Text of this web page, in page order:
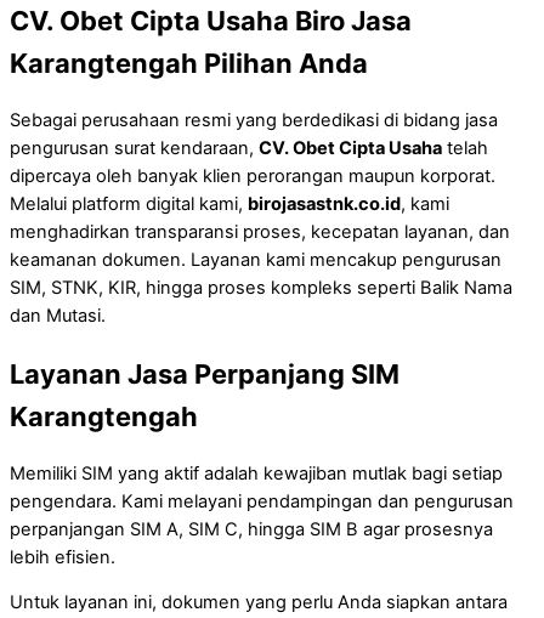
CV. Obet Cipta Usaha Biro Jasa
Karangtengah Pilihan Anda
Sebagai perusahaan resmi yang berdedikasi di bidang jasa
pengurusan surat kendaraan, CV. Obet Cipta Usaha telah
dipercaya oleh banyak klien perorangan maupun korporat.
Melalui platform digital kami, birojasastnk.co.id, kami
menghadirkan transparansi proses, kecepatan layanan, dan
keamanan dokumen. Layanan kami mencakup pengurusan
SIM, STNK, KIR, hingga proses kompleks seperti Balik Nama
dan Mutasi.
Layanan Jasa Perpanjang SIM
Karangtengah
Memiliki SIM yang aktif adalah kewajiban mutlak bagi setiap
pengendara. Kami melayani pendampingan dan pengurusan
perpanjangan SIM A, SIM C, hingga SIM B agar prosesnya
lebih efisien.
Untuk layanan ini, dokumen yang perlu Anda siapkan antara